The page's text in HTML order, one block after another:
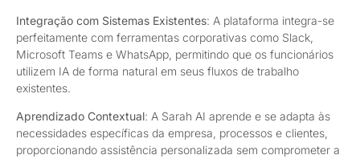
Integração com Sistemas Existentes: A plataforma integra-se
perfeitamente com ferramentas corporativas como Slack,
Microsoft Teams e WhatsApp, permitindo que os funcionários
utilizem IA de forma natural em seus fluxos de trabalho
existentes.
Aprendizado Contextual: A Sarah AI aprende e se adapta às
necessidades específicas da empresa, processos e clientes,
proporcionando assistência personalizada sem comprometer a